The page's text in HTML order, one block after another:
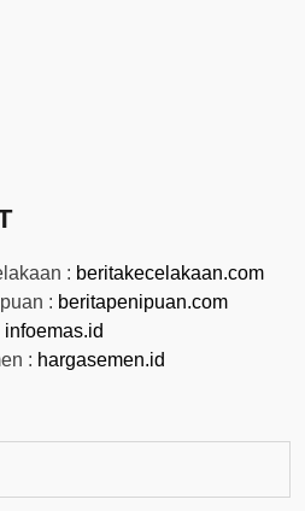
: beritakecelakaan.com
: beritapenipuan.com
infoemas.id
: hargasemen.id